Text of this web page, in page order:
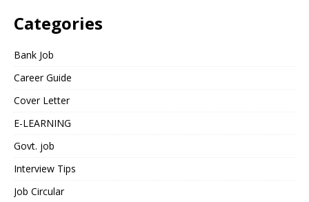
Categories
Bank Job
Career Guide
Cover Letter
E-LEARNING
Govt. job
Interview Tips
Job Circular